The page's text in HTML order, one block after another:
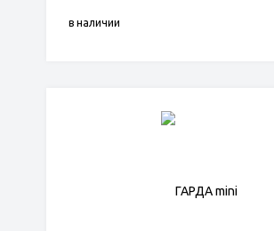
в наличии